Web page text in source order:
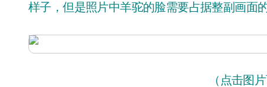
样子，但是照片中羊驼的脸需要占据整副画面
（点击图